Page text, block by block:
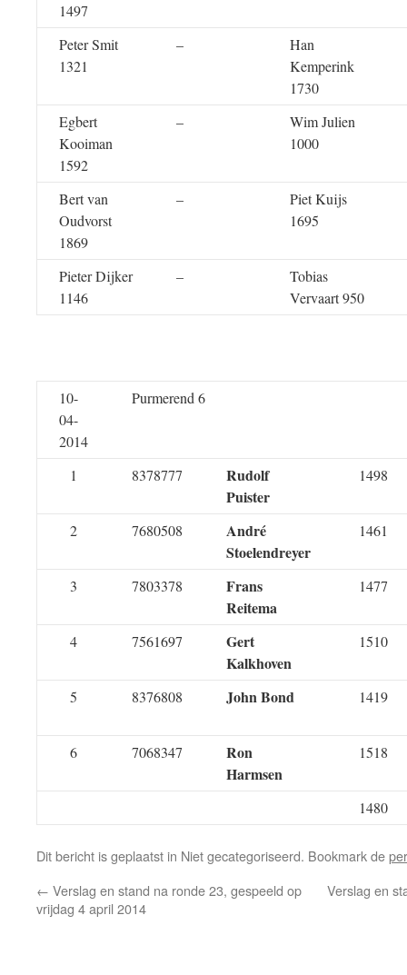
1497
Peter Smit
1321
–
Han
Kemperink
1730
Egbert
Kooiman
1592
–
Wim Julien
1000
Bert van
Oudvorst
1869
–
Piet Kuijs
1695
Pieter Dijker
1146
–
Tobias
Vervaart 950
10-
04-
2014
Purmerend 6
1 8378777
Rudolf
Puister
1498
2 7680508
André
Stoelendreyer
1461
3 7803378
Frans
Reitema
1477
4 7561697
Gert
Kalkhoven
1510
5 8376808 John Bond 1419
6 7068347
Ron
Harmsen
1518
1480
Dit bericht is geplaatst in Niet gecategoriseerd. Bookmark de
← Verslag en stand na ronde 23, gespeeld op
vrijdag 4 april 2014
Verslag en